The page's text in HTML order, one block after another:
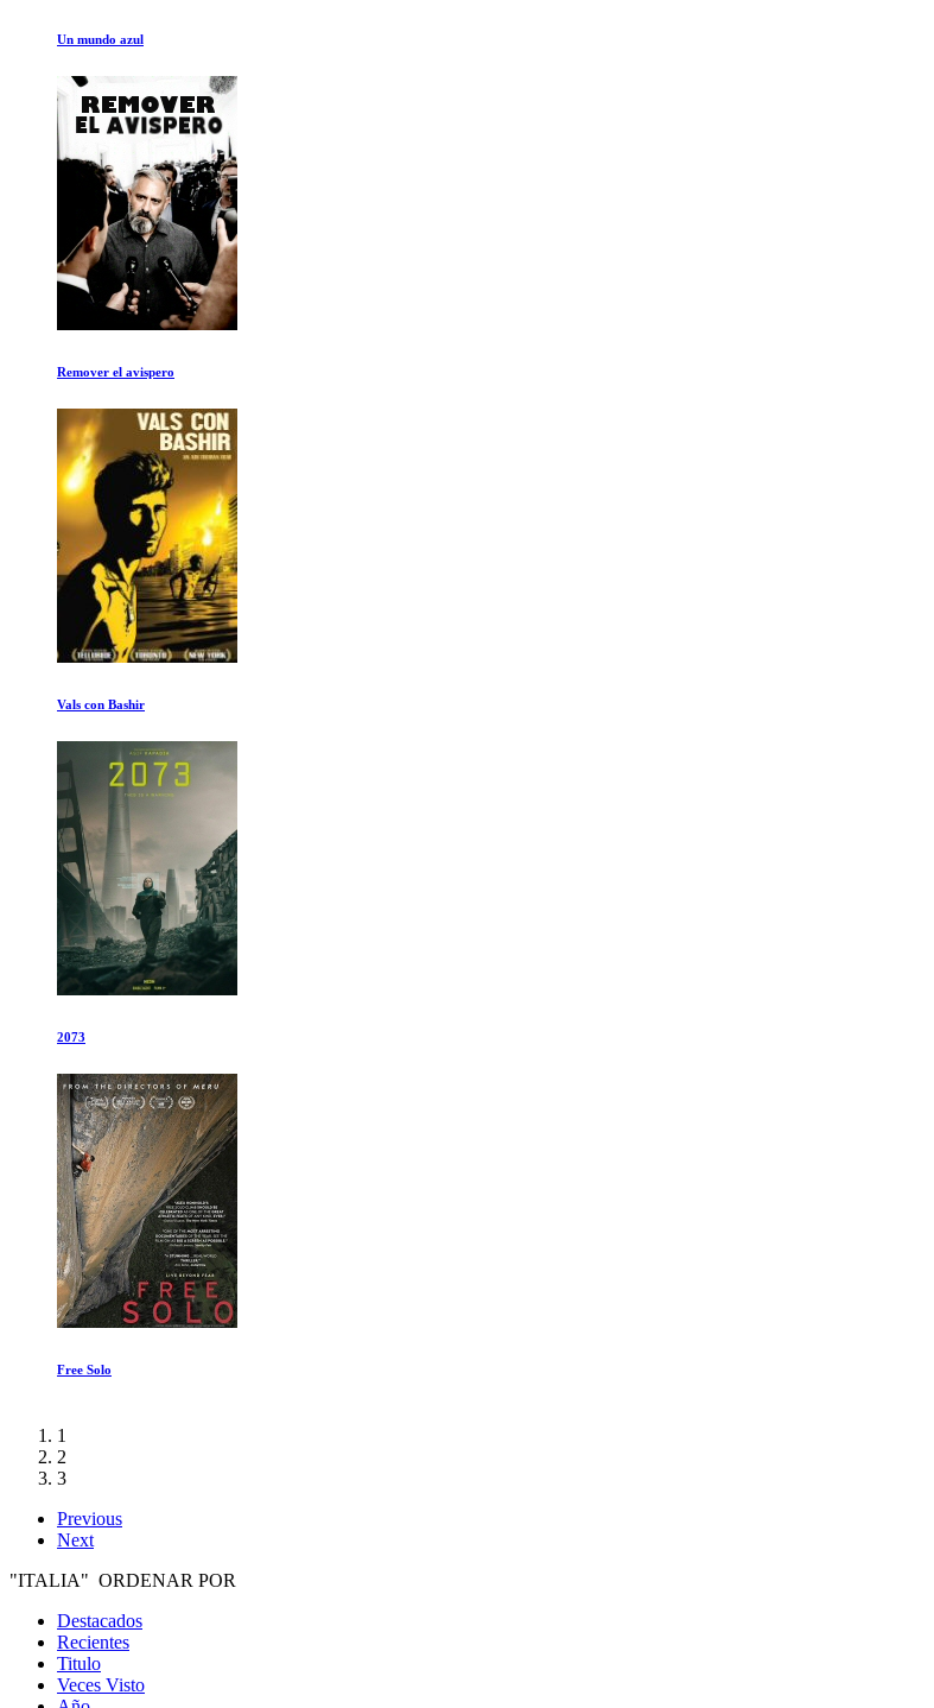
Tierra, el Poder del Planeta: Atmosfera
Senna 2de2
El Poder del Amor
El Secreto
Creciendo
1
2
3
Previous
Next
"ITALIA" ORDENAR POR
Destacados
Recientes
Titulo
Veces Visto